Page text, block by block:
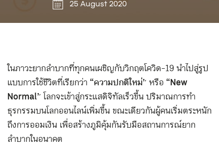
25 August 2020
ในภาวะยากลำบากที่ทุกคนเผชิญกับวิกฤตโควิด-19 นำไปสู่รูป
แบบการใช้ชีวิตที่เรียกว่า“ความปกติใหม่”หรือ“New
Normal”โลกจะเข้าสู่กระแสดิจิทัลเร็วขึ้น ปริมาณการทำ
ธุรกรรมบนโลกออนไลน์เพิ่มขึ้น ขณะเดียวกันผู้คนเริ่มตระหนัก
ถึงการออมเงิน เพื่อสร้างภูมิคุ้มกันรับมือสถานการณ์ยาก
ลำบากในอนาคต